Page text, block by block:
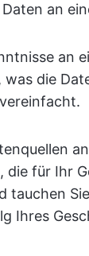
an
an
die
die für Ihr
tauchen
Ihres